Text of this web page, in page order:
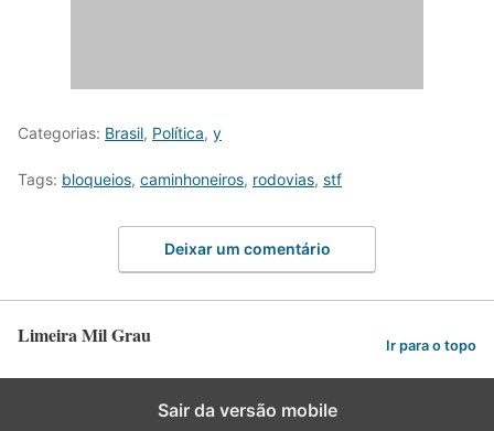
Categorias: Brasil, Política, y
Tags: bloqueios, caminhoneiros, rodovias, stf
Deixar um comentário
Limeira Mil Grau Ir para o topo
Sair da versão mobile